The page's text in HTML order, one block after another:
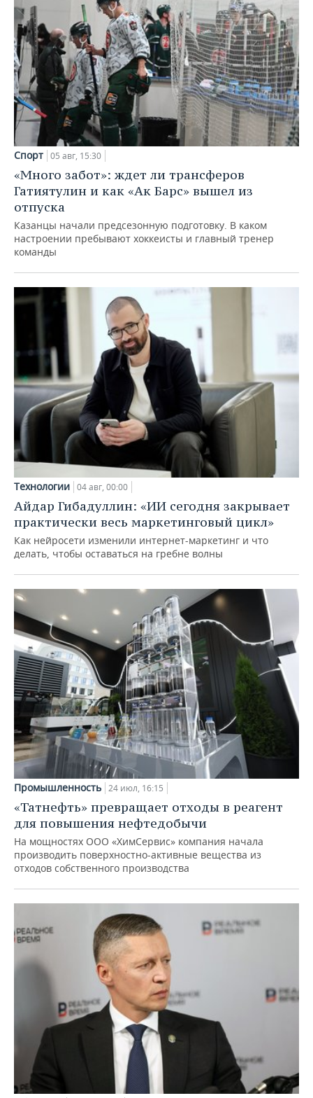
Спорт 05 авг, 15:30
«Много забот»: ждет ли трансферов
Гатиятулин и как «Ак Барс» вышел из
отпуска
Казанцы начали предсезонную подготовку. В каком
настроении пребывают хоккеисты и главный тренер
команды
Технологии 04 авг, 00:00
Айдар Гибадуллин: «ИИ сегодня закрывает
практически весь маркетинговый цикл»
Как нейросети изменили интернет-маркетинг и что
делать, чтобы оставаться на гребне волны
Промышленность 24 июл, 16:15
«Татнефть» превращает отходы в реагент
для повышения нефтедобычи
На мощностях ООО «ХимСервис» компания начала
производить поверхностно-активные вещества из
отходов собственного производства